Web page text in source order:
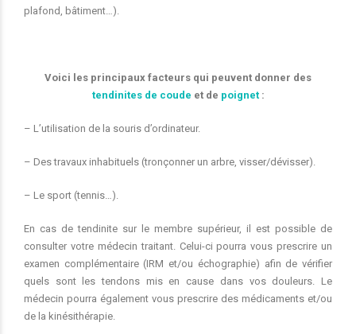
plafond, bâtiment…).
Voici les principaux facteurs qui peuvent donner des
tendinites de coude et de poignet :
– L’utilisation de la souris d’ordinateur.
– Des travaux inhabituels (tronçonner un arbre, visser/dévisser).
– Le sport (tennis…).
En cas de tendinite sur le membre supérieur, il est possible de
consulter votre médecin traitant. Celui-ci pourra vous prescrire un
examen complémentaire (IRM et/ou échographie) afin de vérifier
quels sont les tendons mis en cause dans vos douleurs. Le
médecin pourra également vous prescrire des médicaments et/ou
de la kinésithérapie.